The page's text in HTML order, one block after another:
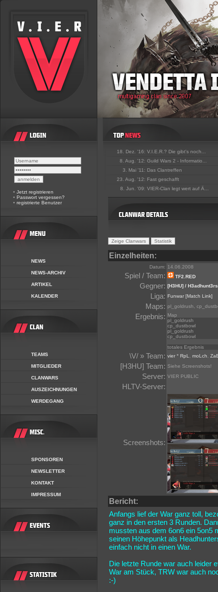
• Jetzt registrieren
• Passwort vergessen?
• registrierte Benutzer
NEWS
NEWS-ARCHIV
ARTIKEL
KALENDER
TEAMS
MITGLIEDER
CLANWARS
AUSZEICHNUNGEN
WERDEGANG
SPONSOREN
NEWSLETTER
KONTAKT
IMPRESSUM
18. Dez. '16: V.I.E.R.? Die gibt's noch...
8. Aug. '12: Guild Wars 2 - Informatio...
3. Mai '11: Das Clantreffen
23. Aug. '12: Fast geschafft
8. Jun. '09: VIER-Clan legt wert auf Ä...
Einzelheiten:
Datum: 14.06.2008
Spiel / Team: TF2.RED
Gegner: [H3HU] / H3adhunt3rs
Liga: Funwar [Match Link]
Maps: pl_goldrush,
Ergebnis: Map
pl_goldrush
cp_dustbowl
pl_goldrush
cp_dustbowl
totales Ergebnis
\V/ » Team: vier ° RpL moLch
[H3HU] Team: Siehe Screenshots!
Server: VIER PUBLIC
HLTV-Server:
Screenshots:
Bericht:
Anfangs lief der War ganz toll,
ganz in den ersten 3 Runden.
mussten aus dem 6on6 ein 5on5
seinen Höhepunkt als
einfach nicht in einen War.
Die letzte Runde war auch leider
War am Stück, TRW war auch
:-)